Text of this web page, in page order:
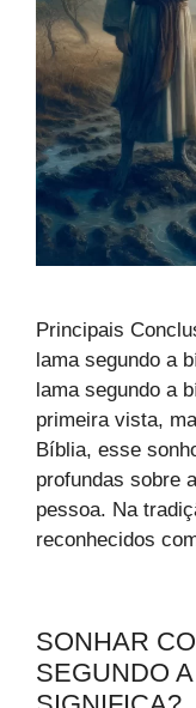
Principais
lama segundo a
lama segundo a
primeira vista,
Bíblia, esse
profundas sobre
pessoa. Na
reconhecidos
SONHAR
SEGUNDO